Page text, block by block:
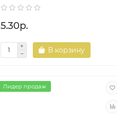
5.30р.
В корзину
Лидер продаж